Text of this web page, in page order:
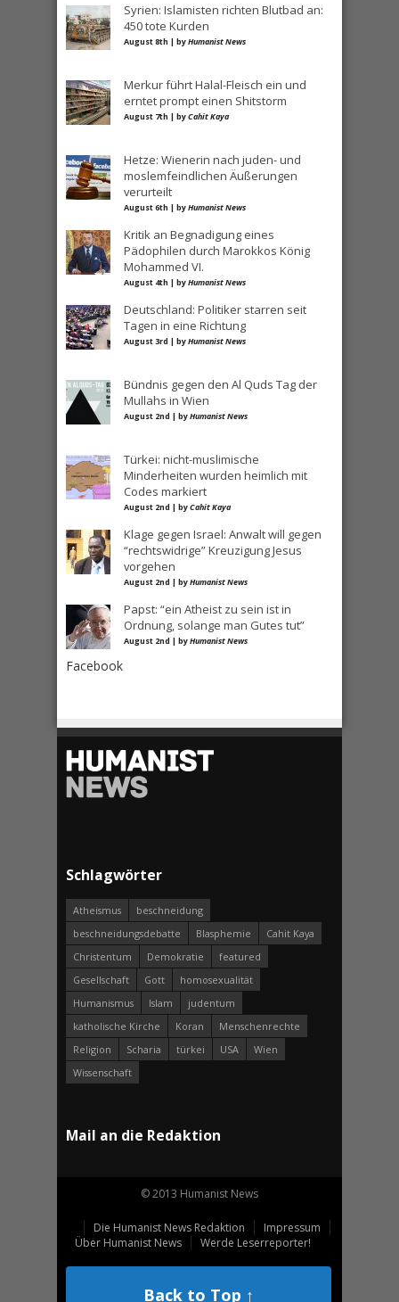
Syrien: Islamisten richten Blutbad an:
450 tote Kurden
August 8th | byHumanist News
Merkur führt Halal-Fleisch ein und
erntet prompt einen Shitstorm
August 7th | byCahit Kaya
Hetze: Wienerin nach juden- und
moslemfeindlichen Äußerungen
verurteilt
August 6th | byHumanist News
Kritik an Begnadigung eines
Pädophilen durch Marokkos König
Mohammed VI.
August 4th | byHumanist News
Deutschland: Politiker starren seit
Tagen in eine Richtung
August 3rd | byHumanist News
Bündnis gegen den Al Quds Tag der
Mullahs in Wien
August 2nd | byHumanist News
Türkei: nicht-muslimische
Minderheiten wurden heimlich mit
Codes markiert
August 2nd | byCahit Kaya
Klage gegen Israel: Anwalt will gegen
“rechtswidrige” Kreuzigung Jesus
vorgehen
August 2nd | byHumanist News
Papst: “ein Atheist zu sein ist in
Ordnung, solange man Gutes tut”
August 2nd | byHumanist News
Facebook
Schlagwörter
Atheismus
beschneidung
beschneidungsdebatte
Blasphemie
Cahit Kaya
Christentum
Demokratie
featured
Gesellschaft
Gott
homosexualität
Humanismus
Islam
judentum
katholische Kirche
Koran
Menschenrechte
Religion
Scharia türkei USA
Wien
Wissenschaft
Mail an die Redaktion
© 2013 Humanist News
Die Humanist News Redaktion
Impressum
Über Humanist News
Werde Leserreporter!
Back to Top ↑